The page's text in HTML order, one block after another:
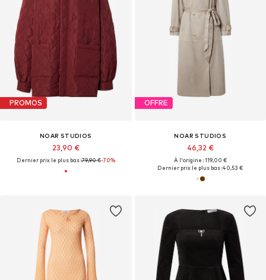
PROMOS
NOAR STUDIOS
23,90 €
Dernier prix le plus bas :79,90 €-70%
OFFRE
NOAR STUDIOS
46,32 €
À l'origine : 119,00 €
Dernier prix le plus bas :40,53 €